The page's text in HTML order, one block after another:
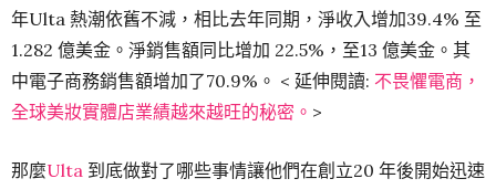
年Ulta 熱潮依舊不減，相比去年同期，淨收入增加39.4% 至
1.282 億美金。淨銷售額同比增加 22.5%，至13 億美金。其
中電子商務銷售額增加了70.9%。 < 延伸閱讀: 不畏懼電商，
全球美妝實體店業績越來越旺的秘密。 >
那麼Ulta 到底做對了哪些事情讓他們在創立20 年後開始迅速